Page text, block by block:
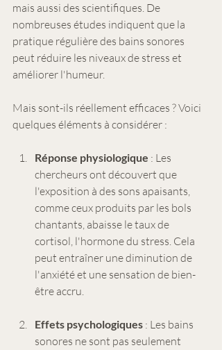
mais aussi des scientifiques. De
nombreuses études indiquent que la
pratique régulière des bains sonores
peut réduire les niveaux de stress et
améliorer l'humeur.
Mais sont-ils réellement efficaces ? Voici
quelques éléments à considérer :
Réponse physiologique : Les
chercheurs ont découvert que
l'exposition à des sons apaisants,
comme ceux produits par les bols
chantants, abaisse le taux de
cortisol, l'hormone du stress. Cela
peut entraîner une diminution de
l'anxiété et une sensation de bien-
être accru.
Effets psychologiques : Les bains
sonores ne sont pas seulement